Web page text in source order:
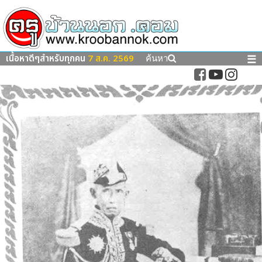
เนื้อหาดีๆสำหรับทุกคน 7 ส.ค. 2569 ค้นหา ☰